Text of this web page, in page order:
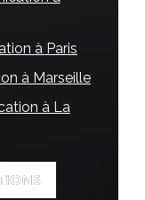
à Paris
à Marseille
à La